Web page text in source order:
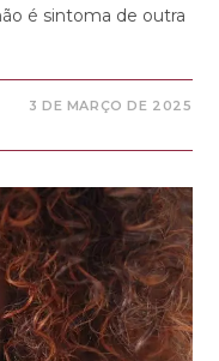
é sintoma de outra
3 DE MARÇO DE 2025